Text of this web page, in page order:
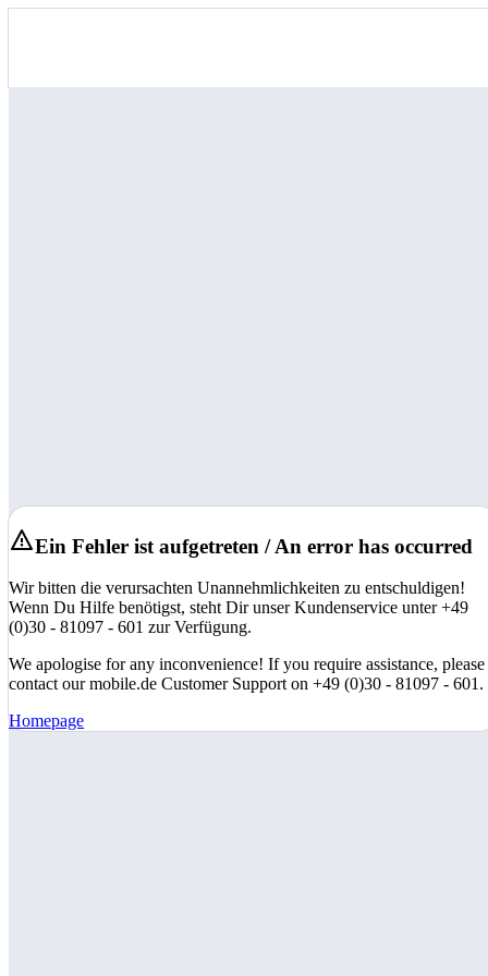
Ein Fehler ist aufgetreten / An error has occurred
Wir bitten die verursachten Unannehmlichkeiten zu entschuldigen!
Wenn Du Hilfe benötigst, steht Dir unser Kundenservice unter +49
(0)30 - 81097 - 601 zur Verfügung.
We apologise for any inconvenience! If you require assistance, please
contact our mobile.de Customer Support on +49 (0)30 - 81097 - 601.
Homepage